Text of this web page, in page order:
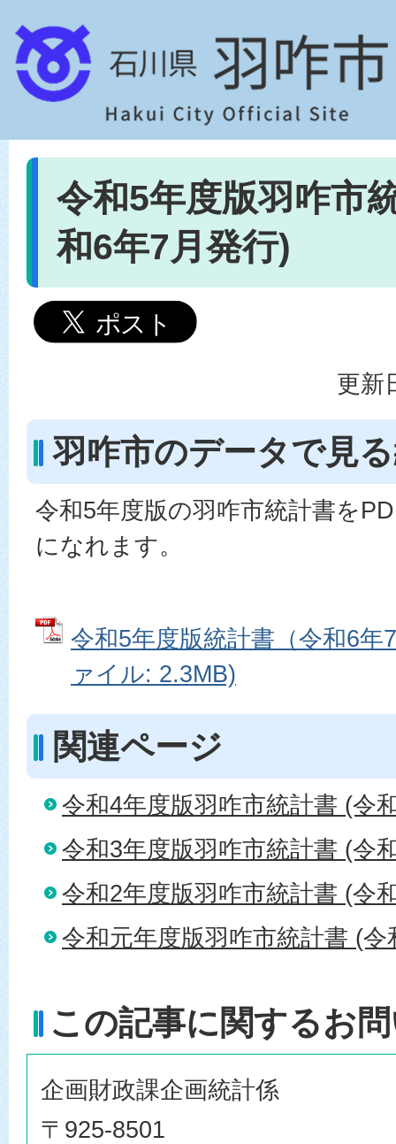
令和5年度版羽咋市
和6年7月発行)
更新
羽咋市のデータで見
令和5年度版の羽咋市統計書を
になれます。
令和5年度版統計書（令和6年
ァイル: 2.3MB)
関連ページ
令和4年度版羽咋市統計書 (令
令和3年度版羽咋市統計書 (令
令和2年度版羽咋市統計書 (令
令和元年度版羽咋市統計書 (令
この記事に関するお
企画財政課企画統計係
〒925-8501